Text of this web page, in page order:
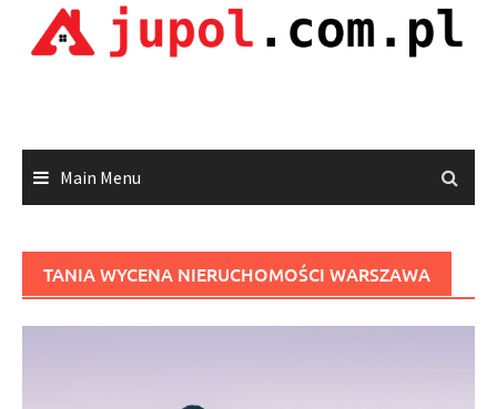
Main Menu
TANIA WYCENA NIERUCHOMOŚCI WARSZAWA